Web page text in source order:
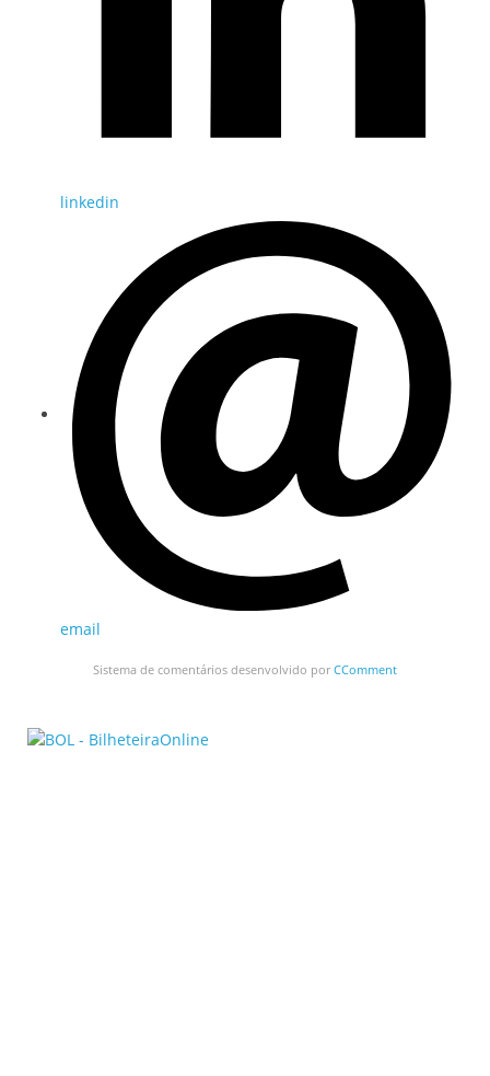
linkedin
email
Sistema de comentários desenvolvido por CComment